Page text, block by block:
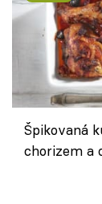
Špikovaná
chorizem a